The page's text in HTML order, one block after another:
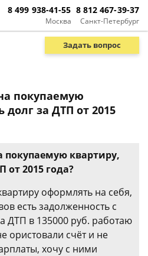
Москва
8 499 938-41-55
Санкт-Петербург
8 812 467-39-37
Задать вопрос
покупаемую
долг за ДТП от 2015
покупаемую квартиру,
от 2015 года?
оформлять на себя,
есть задолженность с
ДТП в 135000 руб. работаю
ористовали счёт и не
хочу с ними